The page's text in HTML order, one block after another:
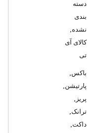
دسته
بندی
نشده,
کالای آی
تی
باکس,
پارتیشن,
پریز ,
ترانک,
داکت,